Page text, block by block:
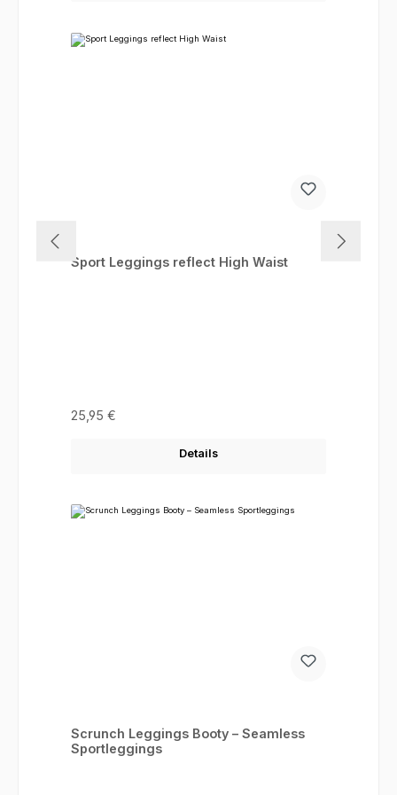
Sport Leggings reflect High Waist
Regulärer Preis:
25,95 €
Details
Scrunch Leggings Booty – Seamless
Sportleggings